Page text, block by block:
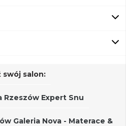
swój salon:
Rzeszów Expert Snu
Galeria Nova - Materace &